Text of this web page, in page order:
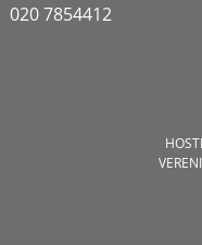
020 7854412